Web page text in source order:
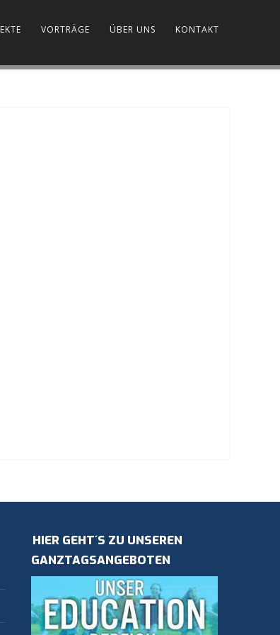
VORTRÄGE ÜBER UNS KONTAKT
HIER GEHT´S ZU UNSEREN
GANZTAGSANGEBOTEN